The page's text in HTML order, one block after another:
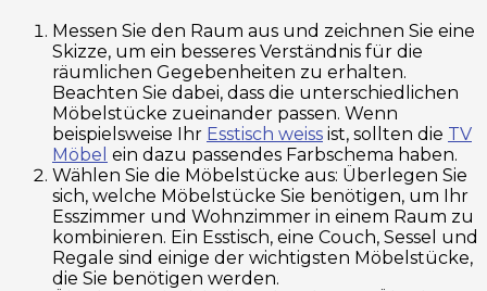
Messen Sie den Raum aus und zeichnen Sie eine
Skizze, um ein besseres Verständnis für die
räumlichen Gegebenheiten zu erhalten.
Beachten Sie dabei, dass die unterschiedlichen
Möbelstücke zueinander passen. Wenn
beispielsweise Ihr Esstisch weiss ist, sollten die TV
Möbel ein dazu passendes Farbschema haben.
Wählen Sie die Möbelstücke aus: Überlegen Sie
sich, welche Möbelstücke Sie benötigen, um Ihr
Esszimmer und Wohnzimmer in einem Raum zu
kombinieren. Ein Esstisch, eine Couch, Sessel und
Regale sind einige der wichtigsten Möbelstücke,
die Sie benötigen werden.